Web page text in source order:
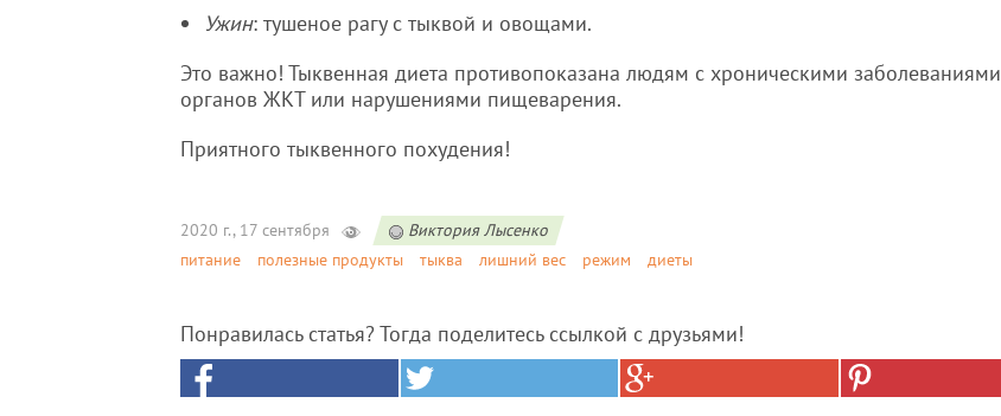
Ужин: тушеное рагу с тыквой и овощами.
Это важно! Тыквенная диета противопоказана людям с хроническими заболеваниями
органов ЖКТ или нарушениями пищеварения.
Приятного тыквенного похудения!
2020 г., 17 сентября
Виктория Лысенко
питание
полезные продукты тыква лишний вес режим диеты
Понравилась статья? Тогда поделитесь ссылкой с друзьями!